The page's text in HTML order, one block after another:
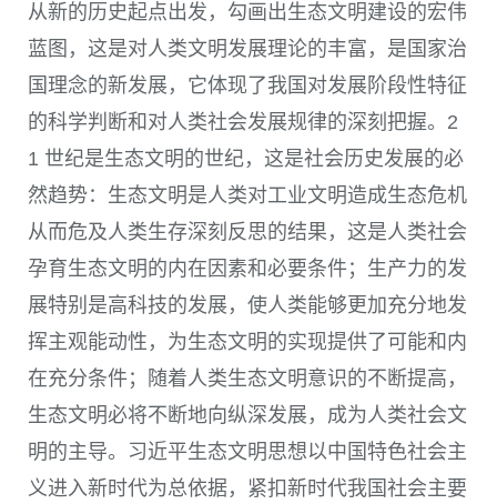
从新的历史起点出发，勾画出生态文明建设的宏伟
蓝图，这是对人类文明发展理论的丰富，是国家治
国理念的新发展，它体现了我国对发展阶段性特征
的科学判断和对人类社会发展规律的深刻把握。 2
1 世纪是生态文明的世纪，这是社会历史发展的必
然趋势：生态文明是人类对工业文明造成生态危机
从而危及人类生存深刻反思的结果，这是人类社会
孕育生态文明的内在因素和必要条件；生产力的发
展特别是高科技的发展，使人类能够更加充分地发
挥主观能动性，为生态文明的实现提供了可能和内
在充分条件；随着人类生态文明意识的不断提高，
生态文明必将不断地向纵深发展，成为人类社会文
明的主导。习近平生态文明思想以中国特色社会主
义进入新时代为总依据，紧扣新时代我国社会主要